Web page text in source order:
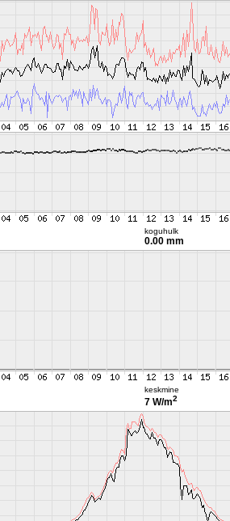
koguhulk
0.00 mm
keskmine
7 W/m2